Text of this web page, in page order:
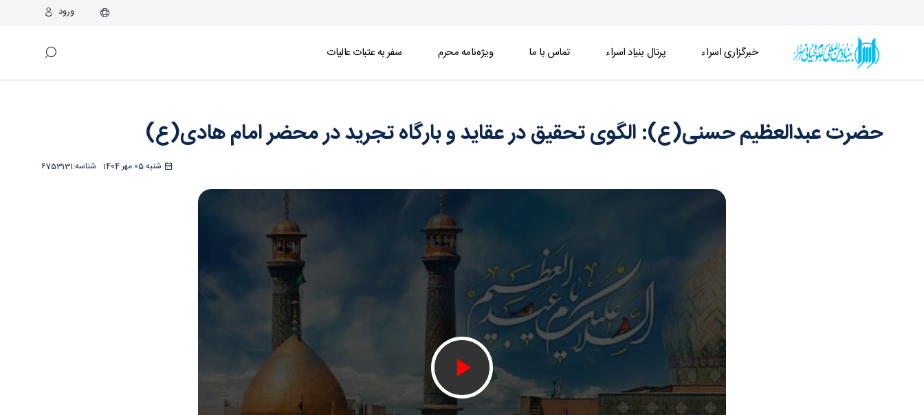
ورود
خبرگزاری اسراء پرتال بنیاد اسراء تماس با ما ویژه‌نامه محرم سفر به عتبات عالیات
حضرت عبدالعظیم حسنی(ع): الگوی تحقیق در عقاید و بارگاه تجرید در محضر امام هادی(ع)
شنبه 05 مهر 1404 6753131شناسه: